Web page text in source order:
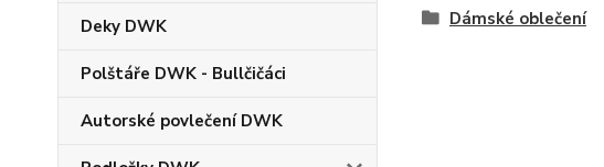
Deky DWK
Polštáře DWK - Bullčičáci
Autorské povlečení DWK
Dámské oblečení